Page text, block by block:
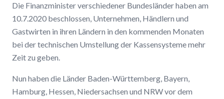
Die Finanzminister verschiedener Bundesländer haben am
10.7.2020 beschlossen, Unternehmen, Händlern und
Gastwirten in ihren Ländern in den kommenden Monaten
bei der technischen Umstellung der Kassensysteme mehr
Zeit zu geben.
Nun haben die Länder Baden-Württemberg, Bayern,
Hamburg, Hessen, Niedersachsen und NRW vor dem